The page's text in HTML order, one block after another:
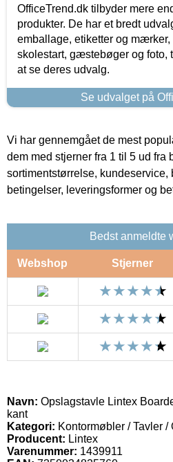
OfficeTrend.dk tilbyder mere
produkter. De har et bredt
emballage, etiketter og mærker,
skolestart, gæstebøger og foto,
at se deres udvalg.
Se udvalget på
Vi har gennemgået de mest
dem med stjerner fra 1 til 5 ud fra
sortimentstørrelse, kundeservice,
betingelser, leveringsformer og
Bedst anmeldte
Webshop Stjerner
Navn: Opslagstavle Lintex
kant
Kategori: Kontormøbler / Tavler
Producent: Lintex
Varenummer: 1439911